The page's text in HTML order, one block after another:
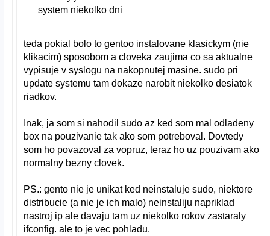
system niekolko dni
teda pokial bolo to gentoo instalovane klasickym (nie
klikacim) sposobom a cloveka zaujima co sa aktualne
vypisuje v syslogu na nakopnutej masine. sudo pri
update systemu tam dokaze narobit niekolko desiatok
riadkov.
Inak, ja som si nahodil sudo az ked som mal odladeny
box na pouzivanie tak ako som potreboval. Dovtedy
som ho povazoval za vopruz, teraz ho uz pouzivam ako
normalny bezny clovek.
PS.: gento nie je unikat ked neinstaluje sudo, niektore
distribucie (a nie je ich malo) neinstaliju napriklad
nastroj ip ale davaju tam uz niekolko rokov zastaraly
ifconfig. ale to je vec pohladu.